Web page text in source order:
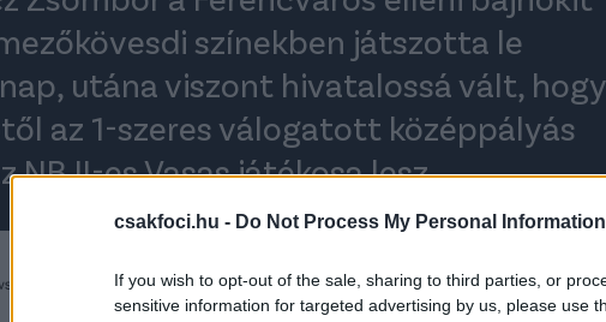
csakfoci.hu - Do Not Process My Personal Information
If you wish to opt-out of the sale, sharing to third parties, or
sensitive information for targeted advertising by us, please use
színekben játszotta le
utána viszont hivatalossá vált, hogy
az 1-szeres válogatott középpályás
NB II-es Vasas játékosa lesz.
A legfrissebb hírekért kövess minket a CsakfociGoogle News